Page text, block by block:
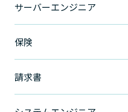
サーバーエンジニア
保険
請求書